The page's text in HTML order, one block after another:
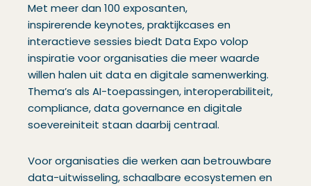
Met meer dan 100 exposanten,
inspirerende keynotes, praktijkcases en
interactieve sessies biedt Data Expo volop
inspiratie voor organisaties die meer waarde
willen halen uit data en digitale samenwerking.
Thema’s als AI-toepassingen, interoperabiliteit,
compliance, data governance en digitale
soevereiniteit staan daarbij centraal.
Voor organisaties die werken aan betrouwbare
data-uitwisseling, schaalbare ecosystemen en